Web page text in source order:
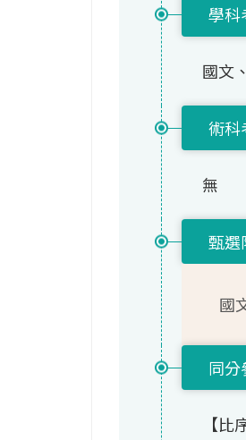
學科
國文
術科
無
甄選
國
同分
【